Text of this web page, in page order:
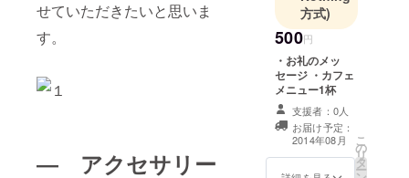
せていただきたいと思いま
す。
― アクセサリー
得意で、今
はそれが転
じてアクセ
サリー製作
をするよう
になりまし
た。
ハマったら
方式)
500円
・お礼のメッ
セージ ・カフェ
メニュー1杯
支援者：0人
お届け予定：
2014年08月
こ
の
リ
タ
ー